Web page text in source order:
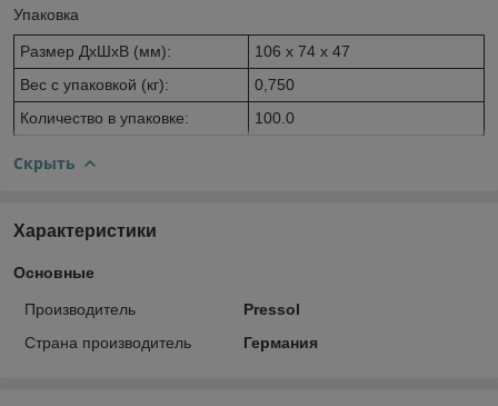
Упаковка
Размер ДхШхВ (мм):
106 x 74 x 47
Вес с упаковкой (кг):
0,750
Количество в упаковке:
100.0
Скрыть
Характеристики
Основные
Производитель
Pressol
Страна производитель
Германия